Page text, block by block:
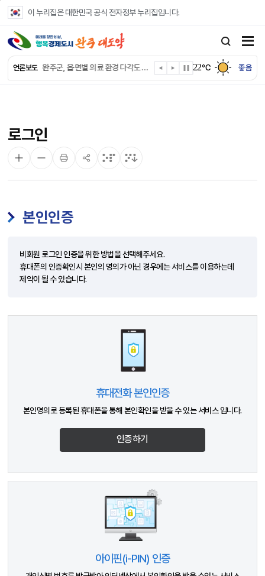
이 누리집은 대한민국 공식 전자정부 누리집입니다.
언론보도
완주군, ‘수의계약 총량제’ 개편 운영
완주군 청소년, 초록우산 지원으로 치과 치료
완주군, 읍·면별 의료 환경 다각도 진단한다
완주군, 모바일 헬스케어 “내 건강 변화 직접 확인”
22℃ 좋음
로그인
본인인증
비회원 로그인 인증을 위한 방법을 선택해주세요.
휴대폰의 인증확인시 본인의 명의가 아닌 경우에는 서비스를 이용하는데
제약이 될 수 있습니다.
휴대전화 본인인증
본인명의로 등록된 휴대폰을 통해 본인확인을 받을 수 있는 서비스 입니다.
인증하기
아이핀(i-PIN) 인증